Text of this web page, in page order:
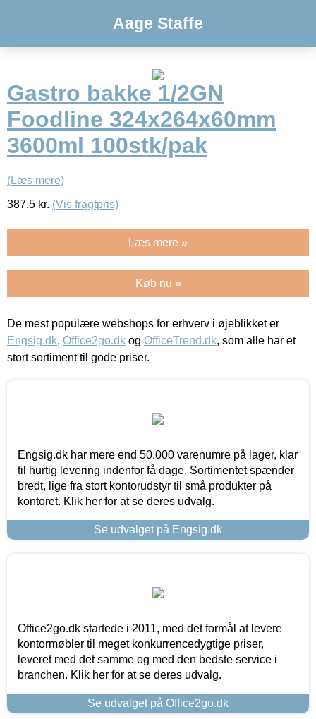
Aage Staffe
Gastro bakke 1/2GN
Foodline 324x264x60mm
3600ml 100stk/pak
(Læs mere)
387.5 kr. (Vis fragtpris)
Læs mere »
Køb nu »
De mest populære webshops for erhverv i øjeblikket er
Engsig.dk, Office2go.dk og OfficeTrend.dk, som alle har et
stort sortiment til gode priser.
Engsig.dk har mere end 50.000 varenumre på lager, klar
til hurtig levering indenfor få dage. Sortimentet spænder
bredt, lige fra stort kontorudstyr til små produkter på
kontoret. Klik her for at se deres udvalg.
Se udvalget på Engsig.dk
Office2go.dk startede i 2011, med det formål at levere
kontormøbler til meget konkurrencedygtige priser,
leveret med det samme og med den bedste service i
branchen. Klik her for at se deres udvalg.
Se udvalget på Office2go.dk